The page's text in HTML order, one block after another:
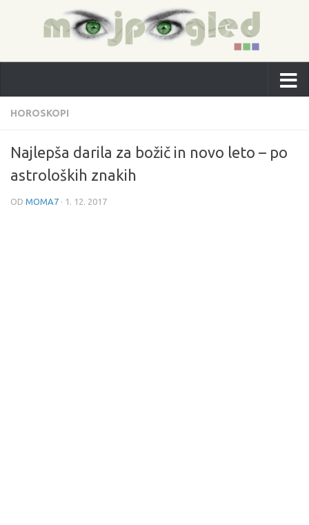
HOROSKOPI
Najlepša darila za božič in novo leto – po
astroloških znakih
OD MOMA7 · 1. 12. 2017